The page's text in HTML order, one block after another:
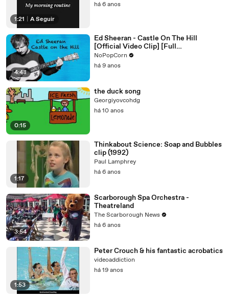
1:21 A Seguir
há 6 anos
4:48
Ed Sheeran - Castle On The Hill
[Official Video Clip] [Full
HD,1920x1080]
NoPopCorn
há 9 anos
0:15
the duck song
Georgiyovcohdg
há 10 anos
1:17
Thinkabout Science: Soap and Bubbles
clip (1992)
Paul Lamphrey
há 6 anos
3:54
Scarborough Spa Orchestra -
Theatreland
The Scarborough News
há 6 anos
1:53
Peter Crouch & his fantastic acrobatics
videoaddiction
há 19 anos